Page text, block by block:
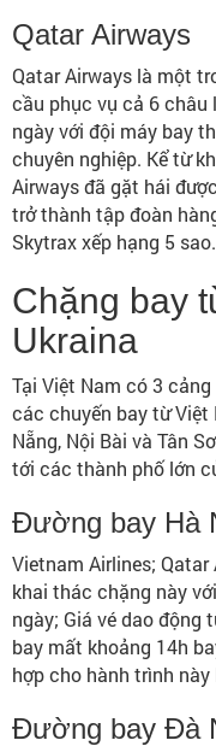
Qatar Airways
Qatar Airways là một
cầu phục vụ cả 6 châu
ngày với đội máy bay
chuyên nghiệp. Kể từ
Airways đã gặt hái
trở thành tập đoàn
Skytrax xếp hạng 5 sao.
Chặng bay
Ukraina
Tại Việt Nam có 3
các chuyến bay từ Việt
Nẵng, Nội Bài và Tân
tới các thành phố lớn
Đường bay Hà
Vietnam Airlines;
khai thác chặng này
ngày; Giá vé dao động
bay mất khoảng 14h
hợp cho hành trình
Đường bay Đà